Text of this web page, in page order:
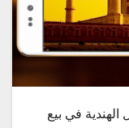
في بيع